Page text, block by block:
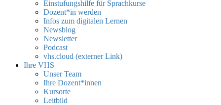
Einstufungshilfe für Sprachkurse
Dozent*in werden
Infos zum digitalen Lernen
Newsblog
Newsletter
Podcast
vhs.cloud (externer Link)
Ihre VHS
Unser Team
Ihre Dozent*innen
Kursorte
Leitbild